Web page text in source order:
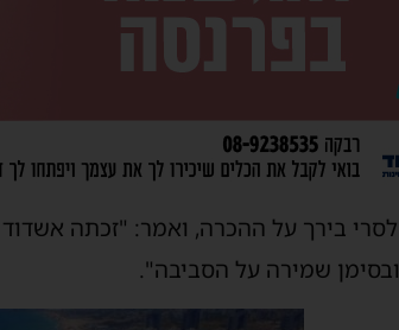
שמירה על הסביבה".